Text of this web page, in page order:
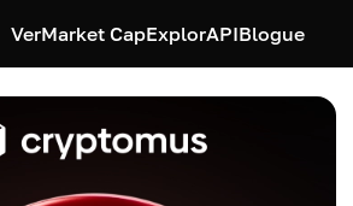
VerMarket CapExplorAPIBlogue